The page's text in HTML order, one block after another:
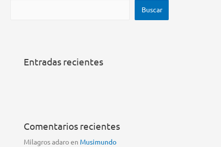
Buscar
Entradas recientes
Comentarios recientes
Milagros adaroen Musimundo